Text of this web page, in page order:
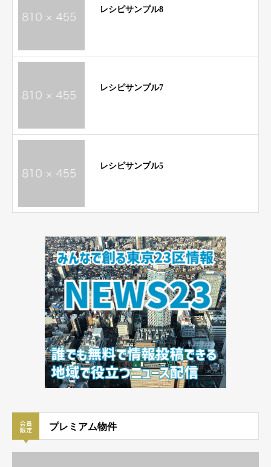
レシピサンプル8
レシピサンプル7
レシピサンプル5
プレミアム物件